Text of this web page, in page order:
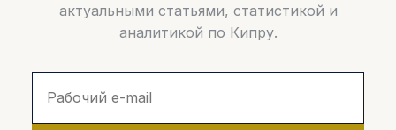
актуальными статьями, статистикой и
аналитикой по Кипру.